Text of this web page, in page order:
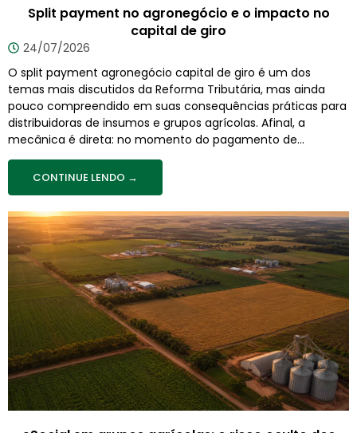
Split payment no agronegócio e o impacto no
capital de giro
24/07/2026
O split payment agronegócio capital de giro é um dos
temas mais discutidos da Reforma Tributária, mas ainda
pouco compreendido em suas consequências práticas para
distribuidoras de insumos e grupos agrícolas. Afinal, a
mecânica é direta: no momento do pagamento de...
CONTINUE LENDO →